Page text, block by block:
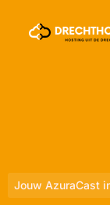
Jouw AzuraCast